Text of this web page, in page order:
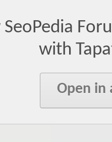
with
Open in